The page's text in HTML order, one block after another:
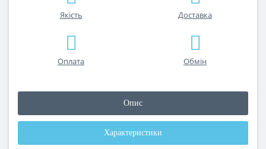
Якість Доставка
Оплата Обмін
Опис
Характеристики